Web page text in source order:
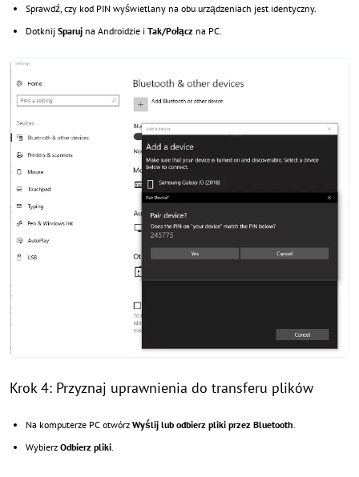
Sprawdź, czy kod PIN wyświetlany na obu urządzeniach jest identyczny.
Dotknij Sparuj na Androidzie i Tak/Połącz na PC.
Krok 4: Przyznaj uprawnienia do transferu plików
Na komputerze PC otwórz Wyślij lub odbierz pliki przez Bluetooth
Wybierz Odbierz pliki